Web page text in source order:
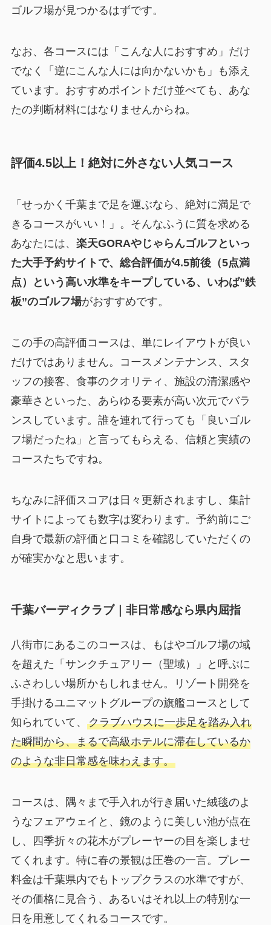
ゴルフ場が見つかるはずです。
なお、各コースには「こんな人におすすめ」だけ
でなく「逆にこんな人には向かないかも」も添え
ています。おすすめポイントだけ並べても、あな
たの判断材料にはなりませんからね。
評価4.5以上！絶対に外さない人気コース
「せっかく千葉まで足を運ぶなら、絶対に満足で
きるコースがいい！」。そんなふうに質を求める
あなたには、 楽天GORAやじゃらんゴルフといっ
た大手予約サイトで、総合評価が4.5前後（5点満
点）という高い水準をキープしている、いわば”鉄
板”のゴルフ場がおすすめです。
この手の高評価コースは、単にレイアウトが良い
だけではありません。コースメンテナンス、スタ
ッフの接客、食事のクオリティ、施設の清潔感や
豪華さといった、あらゆる要素が高い次元でバラ
ンスしています。誰を連れて行っても「良いゴル
フ場だったね」と言ってもらえる、信頼と実績の
コースたちですね。
ちなみに評価スコアは日々更新されますし、集計
サイトによっても数字は変わります。予約前にご
自身で最新の評価と口コミを確認していただくの
が確実かなと思います。
千葉バーディクラブ｜非日常感なら県内屈指
八街市にあるこのコースは、もはやゴルフ場の域
を超えた「サンクチュアリー（聖域）」と呼ぶに
ふさわしい場所かもしれません。リゾート開発を
手掛けるユニマットグループの旗艦コースとして
知られていて、 クラブハウスに一歩足を踏み入れ
た瞬間から、まるで高級ホテルに滞在しているか
のような非日常感を味わえます。
コースは、隅々まで手入れが行き届いた絨毯のよ
うなフェアウェイと、鏡のように美しい池が点在
し、四季折々の花木がプレーヤーの目を楽しませ
てくれます。特に春の景観は圧巻の一言。プレー
料金は千葉県内でもトップクラスの水準ですが、
その価格に見合う、あるいはそれ以上の特別な一
日を用意してくれるコースです。